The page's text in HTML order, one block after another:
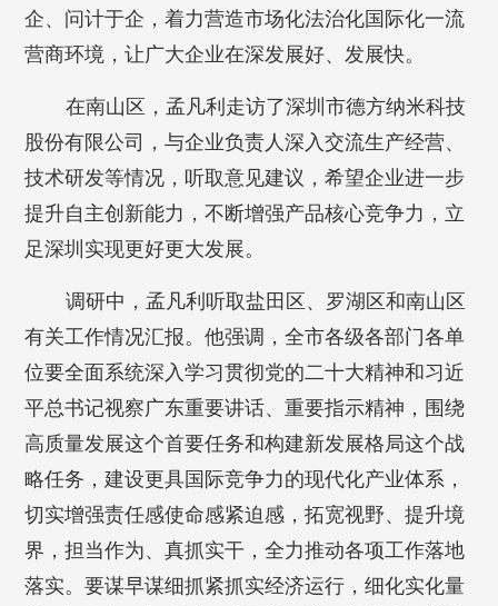
企、问计于企，着力营造市场化法治化国际化一流
营商环境，让广大企业在深发展好、发展快。
在南山区，孟凡利走访了深圳市德方纳米科技
股份有限公司，与企业负责人深入交流生产经营、
技术研发等情况，听取意见建议，希望企业进一步
提升自主创新能力，不断增强产品核心竞争力，立
足深圳实现更好更大发展。
调研中，孟凡利听取盐田区、罗湖区和南山区
有关工作情况汇报。他强调，全市各级各部门各单
位要全面系统深入学习贯彻党的二十大精神和习近
平总书记视察广东重要讲话、重要指示精神，围绕
高质量发展这个首要任务和构建新发展格局这个战
略任务，建设更具国际竞争力的现代化产业体系，
切实增强责任感使命感紧迫感，拓宽视野、提升境
界，担当作为、真抓实干，全力推动各项工作落地
落实。要谋早谋细抓紧抓实经济运行，细化实化量